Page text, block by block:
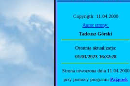
Copyrigth: 11.04.2000
Autor strony:
Tadeusz Górski
Ostatnia aktualizacja:
01/03/2023 16:32:28
Strona utworzona dnia 11.04.2000
przy pomocy programu Pajączek